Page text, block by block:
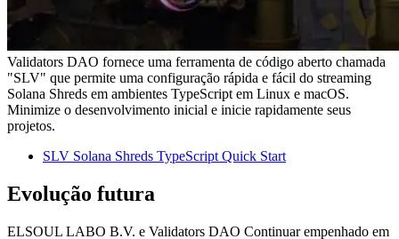
Validators DAO fornece uma ferramenta de código aberto chamada
"SLV" que permite uma configuração rápida e fácil do streaming
Solana Shreds em ambientes TypeScript em Linux e macOS.
Minimize o desenvolvimento inicial e inicie rapidamente seus
projetos.
SLV Solana Shreds TypeScript Quick Start
Evolução futura
ELSOUL LABO B.V. e Validators DAO Continuar empenhado em